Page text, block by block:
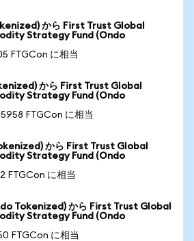
から First Trust Global
Strategy Fund (Ondo
FTGCon に相当
から First Trust Global
Strategy Fund (Ondo
FTGCon に相当
から First Trust Global
Strategy Fund (Ondo
FTGCon に相当
Tokenized) から First Trust Global
Strategy Fund (Ondo
FTGCon に相当